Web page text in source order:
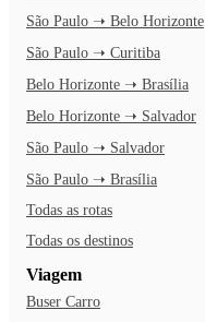
São Paulo ➝ Belo Horizonte
São Paulo ➝ Curitiba
Belo Horizonte ➝ Brasília
Belo Horizonte ➝ Salvador
São Paulo ➝ Salvador
São Paulo ➝ Brasília
Todas as rotas
Todas os destinos
Viagem
Buser Carro